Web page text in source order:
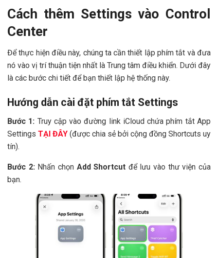
Cách thêm Settings vào Control
Center
Để thực hiện điều này, chúng ta cần thiết lập phím tắt và đưa
nó vào vị trí thuận tiện nhất là Trung tâm điều khiển. Dưới đây
là các bước chi tiết để bạn thiết lập hệ thống này.
Hướng dẫn cài đặt phím tắt Settings
Bước 1: Truy cập vào đường link iCloud chứa phím tắt App
Settings TẠI ĐÂY (được chia sẻ bởi cộng đồng Shortcuts uy
tín).
Bước 2: Nhấn chọn Add Shortcut để lưu vào thư viện của
bạn.